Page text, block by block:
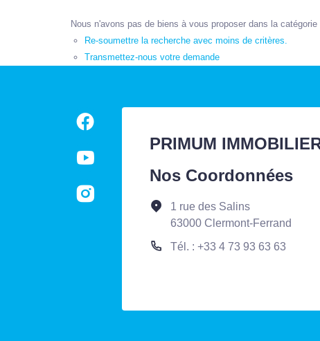
Nous n'avons pas de biens à vous proposer dans la
Re-soumettre la recherche avec moins de critères.
Transmettez-nous votre demande
PRIMUM
Nos Coordonnées
1 rue des Salins
63000 Clermont-Ferrand
Tél. : +33 4 73 93 63 63